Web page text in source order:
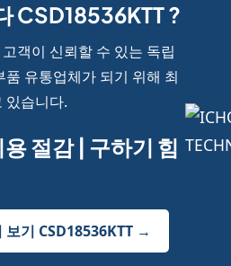
CSD18536KTT ?
객이 신뢰할 수 있는 독립
품 유통업체가 되기 위해 최
있습니다.
절감 | 구하기 힘
보기 CSD18536KTT →